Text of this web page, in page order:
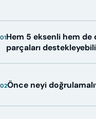
01Hem 5 eksenli hem
parçaları
02Önce neyi